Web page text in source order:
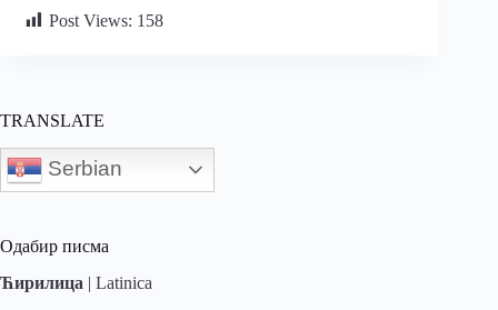
Post Views: 158
TRANSLATE
Serbian
Одабир писма
Ћирилица | Latinica